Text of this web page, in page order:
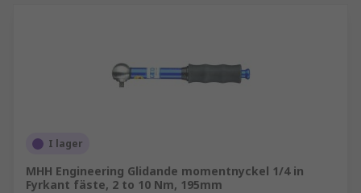
I lager
MHH Engineering Glidande momentnyckel 1/4 in
Fyrkant fäste, 2 to 10 Nm, 195mm